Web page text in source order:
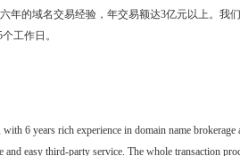
年的域名交易经验，年交易额达3亿元以上。我
工作日。
6 years rich experience in domain name brokerage
easy third-party service. The whole transaction